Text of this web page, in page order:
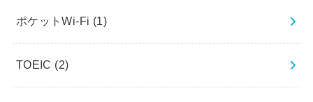
ポケットWi-Fi (1)
TOEIC (2)